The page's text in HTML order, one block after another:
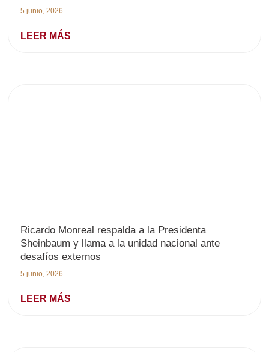
5 junio, 2026
LEER MÁS
Ricardo Monreal respalda a la Presidenta
Sheinbaum y llama a la unidad nacional ante
desafíos externos
5 junio, 2026
LEER MÁS